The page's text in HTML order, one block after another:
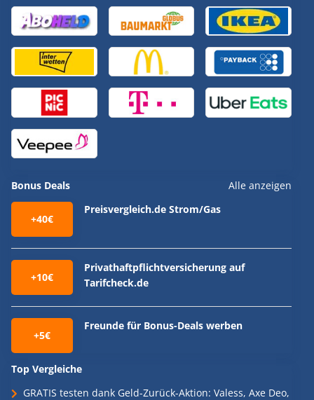
Bonus Deals Alle anzeigen
+40€
Preisvergleich.de Strom/Gas
+10€
Privathaftpflichtversicherung auf
Tarifcheck.de
+5€
Freunde für Bonus-Deals werben
Top Vergleiche
GRATIS testen dank Geld-Zurück-Aktion: Valess, Axe Deo,